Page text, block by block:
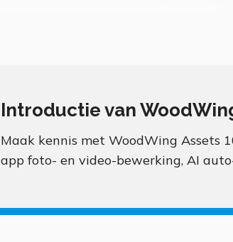
Introductie van
Maak kennis met WoodWing Assets
app foto- en video-bewerking, AI